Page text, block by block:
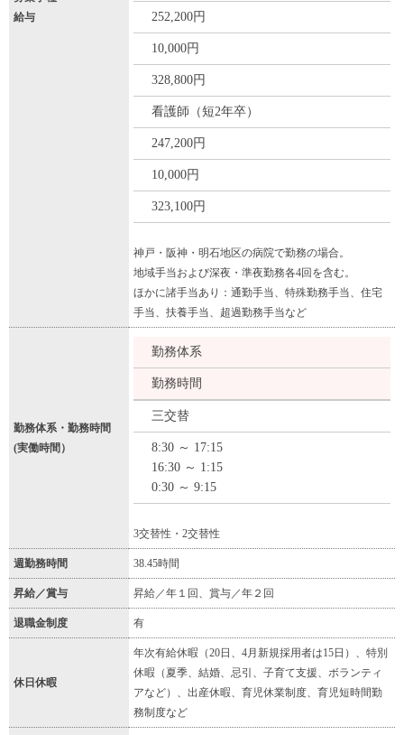
給与
252,200円
10,000円
328,800円
看護師（短2年卒）
247,200円
10,000円
323,100円
神戸・阪神・明石地区の病院で勤務の場合。
地域手当および深夜・準夜勤務各4回を含む。
ほかに諸手当あり：通勤手当、特殊勤務手当、住宅
手当、扶養手当、超過勤務手当など
勤務体系・勤務時間
(実働時間）
勤務体系
勤務時間
三交替
8:30 ～ 17:15
16:30 ～ 1:15
0:30 ～ 9:15
3交替性・2交替性
週勤務時間 38.45時間
昇給／賞与 昇給／年１回、賞与／年２回
退職金制度 有
休日休暇
年次有給休暇（20日、4月新規採用者は15日）、特別
休暇（夏季、結婚、忌引、子育て支援、ボランティ
アなど）、出産休暇、育児休業制度、育児短時間勤
務制度など